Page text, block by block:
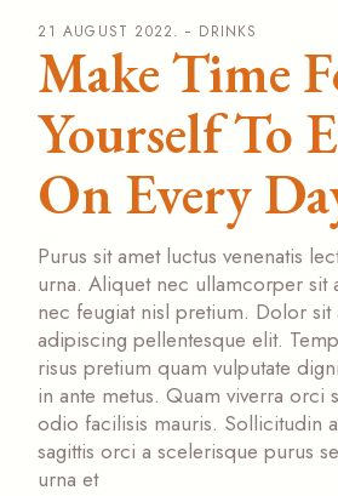
21 AUGUST 2022. DRINKS
Make Time
Yourself To
On Every
Purus sit amet luctus venenatis
urna. Aliquet nec ullamcorper sit
nec feugiat nisl pretium. Dolor sit
adipiscing pellentesque elit.
risus pretium quam vulputate
in ante metus. Quam viverra orci
odio facilisis mauris. Sollicitudin
sagittis orci a scelerisque purus
urna et